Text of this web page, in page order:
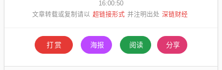
16:00:50
文章转载或复制请以 超链接形式 并注明出处 深链财经
打赏 海报 阅读 分享